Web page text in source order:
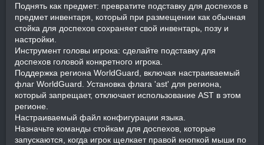
Поднять как предмет: превратите подставку для доспехов в
предмет инвентаря, который при размещении как обычная
стойка для доспехов сохраняет свой инвентарь, позу и
настройки.
Инструмент головы игрока: сделайте подставку для
доспехов головой конкретного игрока.
Поддержка региона WorldGuard, включая настраиваемый
флаг WorldGuard. Установка флага 'ast' для региона,
который запрещает, отключает использование AST в этом
регионе.
Настраиваемый файл конфигурации языка.
Назначьте команды стойкам для доспехов, которые
запускаются, когда игрок щелкает правой кнопкой мыши по